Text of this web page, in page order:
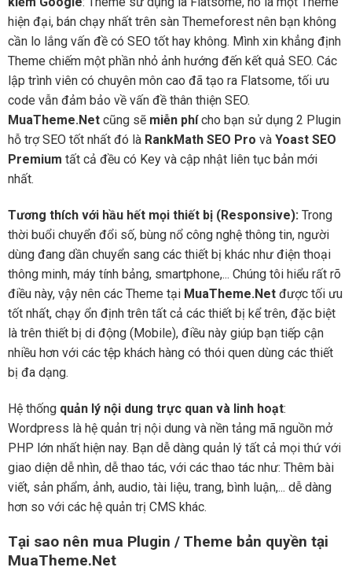
hiện đại, bán chạy nhất trên sàn Themeforest nên bạn không
cần lo lắng vấn đề có SEO tốt hay không. Mình xin khẳng định
Theme chiếm một phần nhỏ ảnh hướng đến kết quả SEO. Các
lập trình viên có chuyên môn cao đã tạo ra Flatsome, tối ưu
code vẫn đảm bảo về vấn đề thân thiện SEO.
MuaTheme.Net cũng sẽ miễn phícho bạn sử dụng 2 Plugin
hỗ trợ SEO tốt nhất đó là RankMath SEO Pro và Yoast SEO
Premium tất cả đều có Key và cập nhật liên tục bản mới
nhất.
Tương thích với hầu hết mọi thiết bị (Responsive): Trong
thời buổi chuyển đổi số, bùng nổ công nghệ thông tin, người
dùng đang dần chuyển sang các thiết bị khác như điện thoại
thông minh, máy tính bảng, smartphone,... Chúng tôi hiểu rất rõ
điều này, vậy nên các Theme tại MuaTheme.Net được tối ưu
tốt nhất, chạy ổn định trên tất cả các thiết bị kể trên, đặc biệt
là trên thiết bị di động (Mobile), điều này giúp bạn tiếp cận
nhiều hơn với các tệp khách hàng có thói quen dùng các thiết
bị đa dạng.
Hệ thống quản lý nội dung trực quan và linh hoạt:
Wordpress là hệ quản trị nội dung và nền tảng mã nguồn mở
PHP lớn nhất hiện nay. Bạn dễ dàng quản lý tất cả mọi thứ với
giao diện dễ nhìn, dễ thao tác, với các thao tác như: Thêm bài
viết, sản phẩm, ảnh, audio, tài liệu, trang, bình luận,... dễ dàng
hơn so với các hệ quản trị CMS khác.
Tại sao nên mua Plugin / Theme bản quyền tại
MuaTheme.Net